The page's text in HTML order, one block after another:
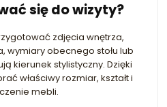
się do wizyty?
zdjęcia wnętrza,
wymiary obecnego stołu lub
kierunek stylistyczny. Dzięki
właściwy rozmiar, kształt i
mebli.